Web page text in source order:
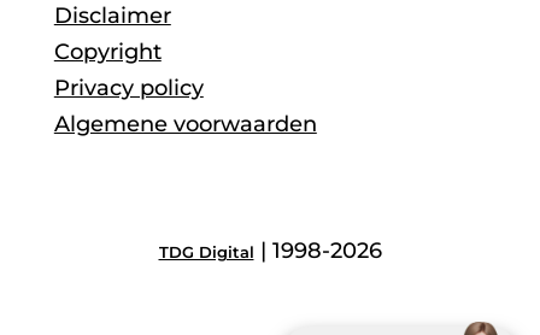
Disclaimer
Copyright
Privacy policy
Algemene voorwaarden
TDG Digital | 1998-2026